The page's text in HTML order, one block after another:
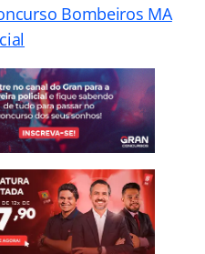
Bombeiros MA